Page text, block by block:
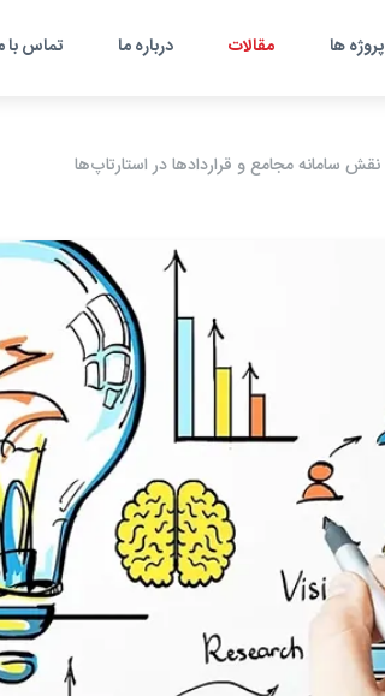
پروژه ها مقالات درباره ما تماس با
نقش سامانه مجامع و قراردادها در استارتاپ‌ها